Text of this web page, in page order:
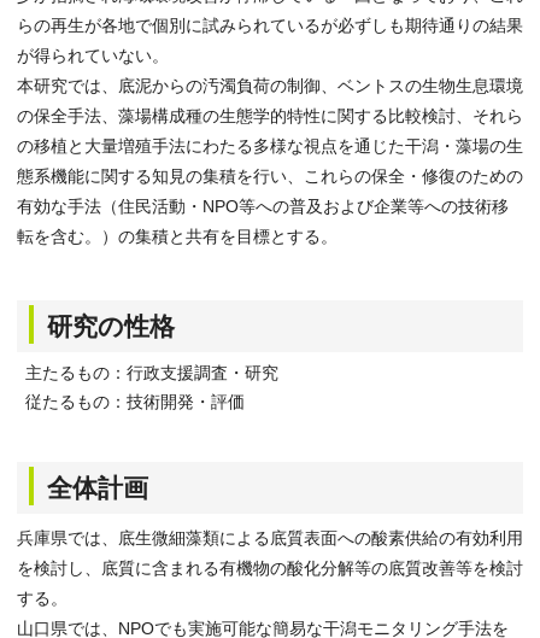
らの再生が各地で個別に試みられているが必ずしも期待通りの結果
が得られていない。
本研究では、底泥からの汚濁負荷の制御、ベントスの生物生息環境
の保全手法、藻場構成種の生態学的特性に関する比較検討、それら
の移植と大量増殖手法にわたる多様な視点を通じた干潟・藻場の生
態系機能に関する知見の集積を行い、これらの保全・修復のための
有効な手法（住民活動・NPO等への普及および企業等への技術移
転を含む。）の集積と共有を目標とする。
研究の性格
主たるもの：行政支援調査・研究
従たるもの：技術開発・評価
全体計画
兵庫県では、底生微細藻類による底質表面への酸素供給の有効利用
を検討し、底質に含まれる有機物の酸化分解等の底質改善等を検討
する。
山口県では、NPOでも実施可能な簡易な干潟モニタリング手法を